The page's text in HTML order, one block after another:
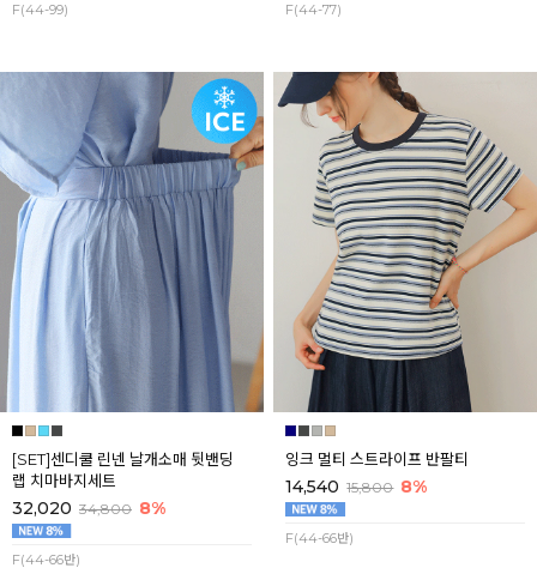
F(44-99) F(44-77)
[SET]센디쿨 린넨 날개소매 뒷밴딩
랩 치마바지세트
32,020 34,800 8%
F(44-66반)
잉크 멀티 스트라이프 반팔티
14,540 15,800 8%
F(44-66반)